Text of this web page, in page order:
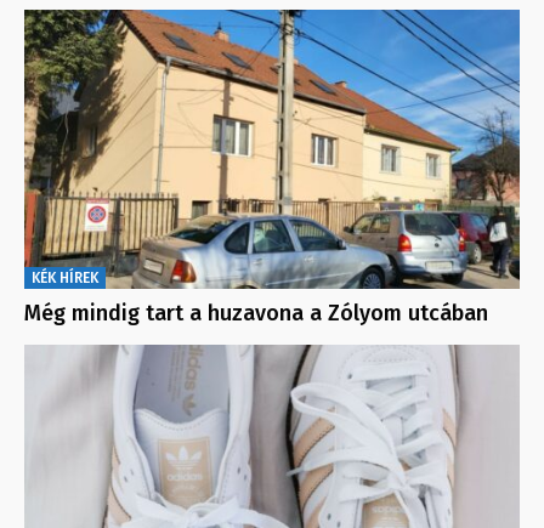
KÉK HÍREK
Még mindig tart a huzavona a Zólyom utcában